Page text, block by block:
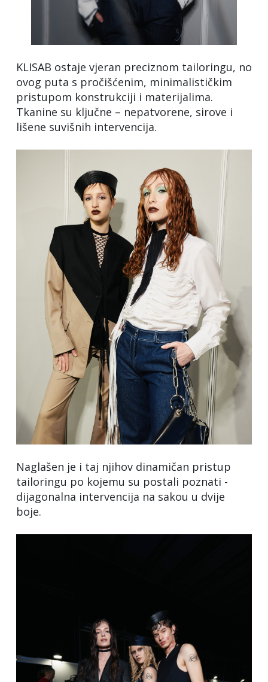
KLISAB ostaje vjeran preciznom tailoringu, no
ovog puta s pročišćenim, minimalističkim
pristupom konstrukciji i materijalima.
Tkanine su ključne – nepatvorene, sirove i
lišene suvišnih intervencija.
Naglašen je i taj njihov dinamičan pristup
tailoringu po kojemu su postali poznati -
dijagonalna intervencija na sakou u dvije
boje.